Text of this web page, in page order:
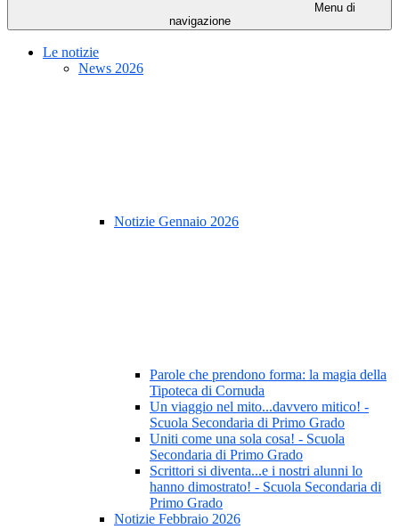
Menu di
navigazione
Le notizie
News 2026
Notizie Gennaio 2026
Parole che prendono forma: la magia della
Tipoteca di Cornuda
Un viaggio nel mito...davvero mitico! -
Scuola Secondaria di Primo Grado
Uniti come una sola cosa! - Scuola
Secondaria di Primo Grado
Scrittori si diventa...e i nostri alunni lo
hanno dimostrato! - Scuola Secondaria di
Primo Grado
Notizie Febbraio 2026